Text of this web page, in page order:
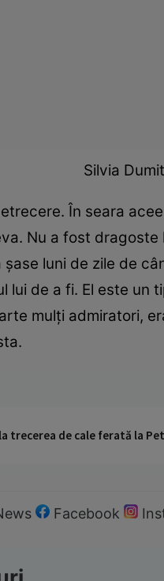
Silvia
În seara
Nu a fost
luni de zile de
lui de a fi. El este
mulţi admiratori,
trecerea de cale ferată la
Facebook